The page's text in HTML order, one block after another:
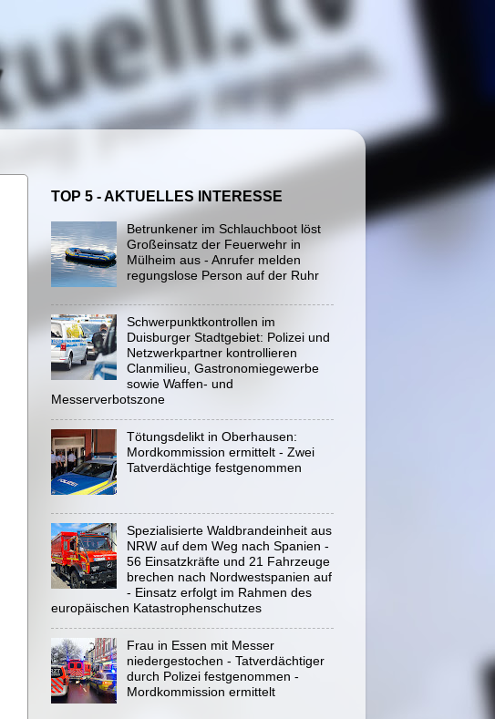
TOP 5 - AKTUELLES INTERESSE
Betrunkener im Schlauchboot löst
Großeinsatz der Feuerwehr in
Mülheim aus - Anrufer melden
regungslose Person auf der Ruhr
Schwerpunktkontrollen im
Duisburger Stadtgebiet: Polizei und
Netzwerkpartner kontrollieren
Clanmilieu, Gastronomiegewerbe
sowie Waffen- und
Messerverbotszone
Tötungsdelikt in Oberhausen:
Mordkommission ermittelt - Zwei
Tatverdächtige festgenommen
Spezialisierte Waldbrandeinheit aus
NRW auf dem Weg nach Spanien -
56 Einsatzkräfte und 21 Fahrzeuge
brechen nach Nordwestspanien auf
- Einsatz erfolgt im Rahmen des
europäischen Katastrophenschutzes
Frau in Essen mit Messer
niedergestochen - Tatverdächtiger
durch Polizei festgenommen -
Mordkommission ermittelt